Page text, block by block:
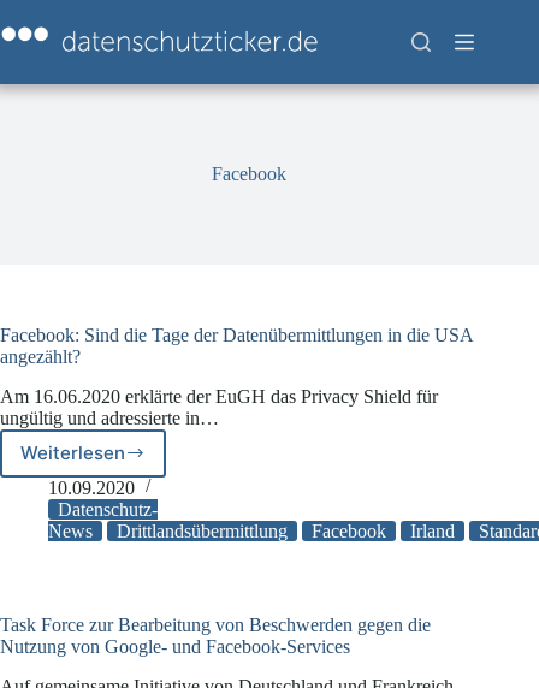
Inhalt
springen
Facebook
Facebook: Sind die Tage der Datenübermittlungen in die USA
angezählt?
Am 16.06.2020 erklärte der EuGH das Privacy Shield für
ungültig und adressierte in…
Weiterlesen
Facebook:
Sind
die
Tage
die
USA
10.09.2020
Datenschutz-
News
Drittlandsübermittlung Facebook Irland
Task Force zur Bearbeitung von Beschwerden gegen die
Nutzung von Google- und Facebook-Services